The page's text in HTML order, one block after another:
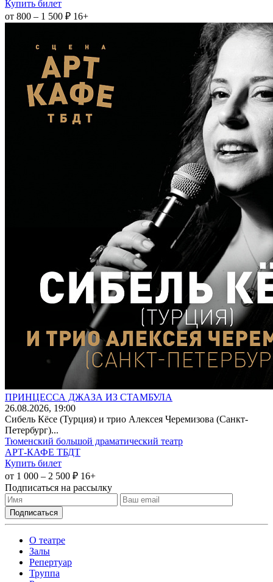
Купить билет
от 800 – 1 500 ₽ 16+
ПРИНЦЕССА ДЖАЗА ИЗ СТАМБУЛА
26.08.2026, 19:00
Сибель Кёсе (Турция) и трио Алексея Черемизова (Санкт-
Петербург)...
Тюменский большой драматический театр
АРТ-КАФЕ ТБДТ
Купить билет
от 1 000 – 2 500 ₽ 16+
Подписаться на рассылку
О театре
Залы
Репертуар
Труппа